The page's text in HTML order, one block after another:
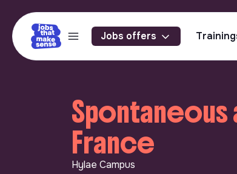
Jobs offers
Spontaneous
France
Hylae Campus